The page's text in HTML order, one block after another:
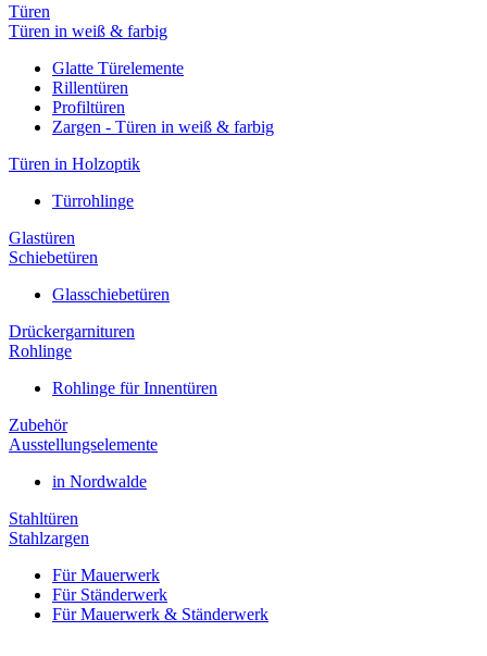
Türen
Türen in weiß & farbig
Glatte Türelemente
Rillentüren
Profiltüren
Zargen - Türen in weiß & farbig
Türen in Holzoptik
Türrohlinge
Glastüren
Schiebetüren
Glasschiebetüren
Drückergarnituren
Rohlinge
Rohlinge für Innentüren
Zubehör
Ausstellungselemente
in Nordwalde
Stahltüren
Stahlzargen
Für Mauerwerk
Für Ständerwerk
Für Mauerwerk & Ständerwerk